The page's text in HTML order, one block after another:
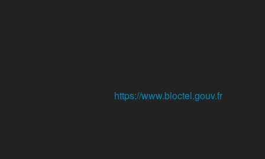
https://www.bloctel.gouv.fr. Dans